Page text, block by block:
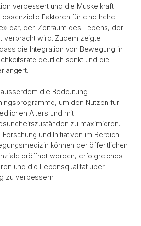
verbessert und die Muskelkraft
essenzielle Faktoren für eine hohe
dar, den Zeitraum des Lebens, der
verbracht wird. Zudem zeigte
die Integration von Bewegung in
deutlich senkt und die
die Bedeutung
um den Nutzen für
Alters und mit
zu maximieren.
Forschung und Initiativen im Bereich
können der öffentlichen
eröffnet werden, erfolgreiches
und die Lebensqualität über
zu verbessern.